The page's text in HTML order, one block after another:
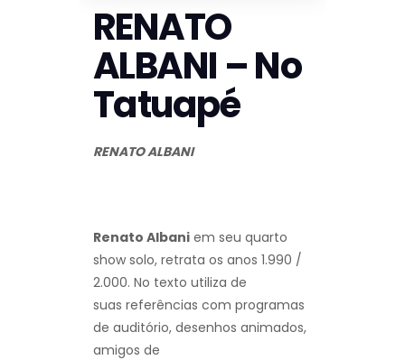
RENATO
ALBANI – No
Tatuapé
RENATO ALBANI
Renato Albani em seu quarto
show solo, retrata os anos 1.990 /
2.000. No texto utiliza de
suas referências com programas
de auditório, desenhos animados,
amigos de